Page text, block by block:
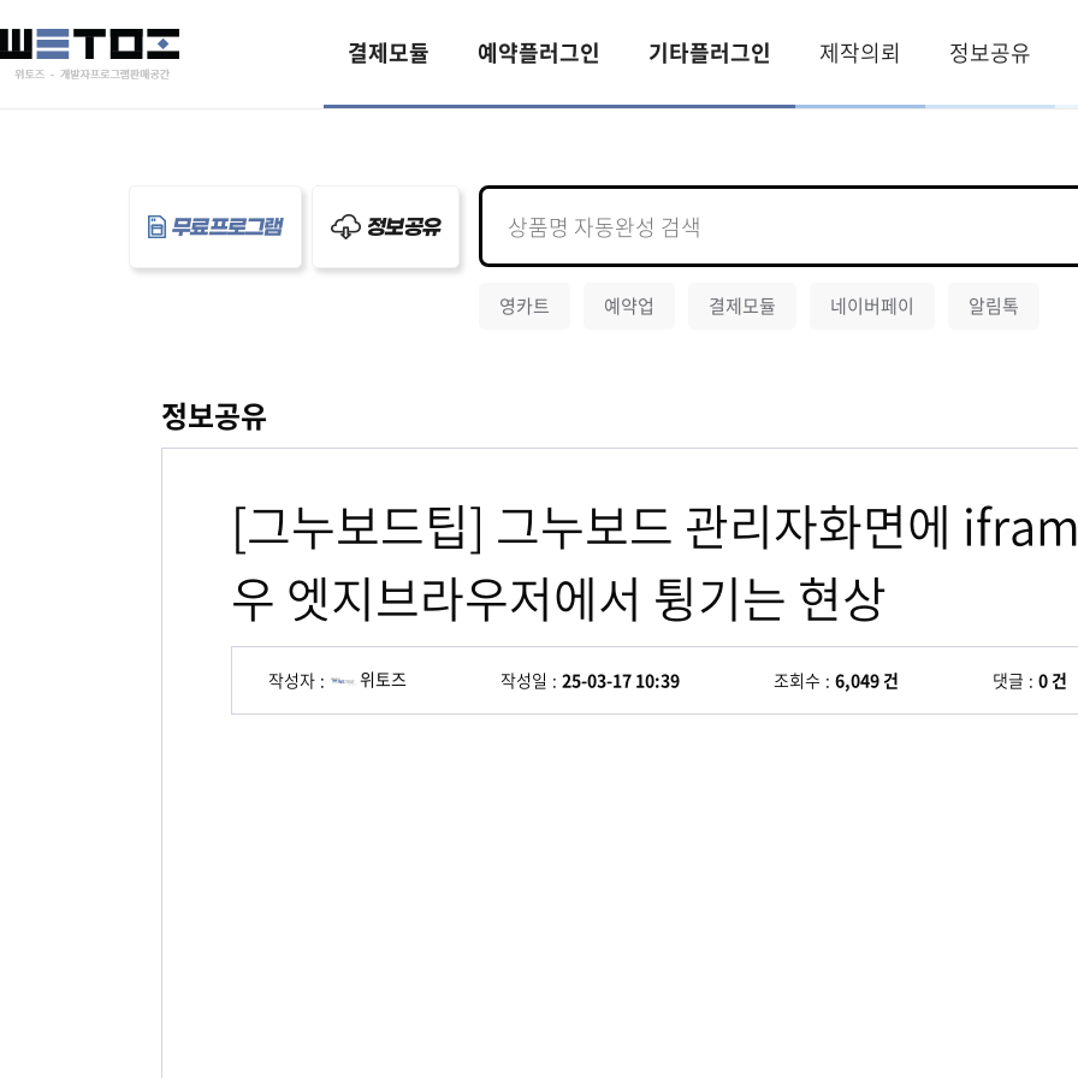
결제모듈 예약플러그인 기타플러그인 제작의뢰 정보공유
무료프로그램 정보공유
영카트 예약업 결제모듈 네이버페이 알림톡
정보공유
[그누보드팁] 그누보드 관리자화면에
우 엣지브라우저에서 튕기는 현상
작성자 위토즈 작성일 25-03-17 10:39 조회수 6,049 건 댓글 0 건